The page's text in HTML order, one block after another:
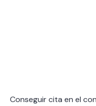
Conseguir cita en el